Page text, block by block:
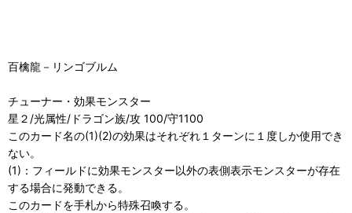
百檎龍－リンゴブルム
チューナー・効果モンスター
星２/光属性/ドラゴン族/攻 100/守1100
このカード名の(1)(2)の効果はそれぞれ１ターンに１度しか使用でき
ない。
(1)：フィールドに効果モンスター以外の表側表示モンスターが存在
する場合に発動できる。
このカードを手札から特殊召喚する。